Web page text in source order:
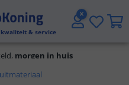
& service
9.1
morgen in huis